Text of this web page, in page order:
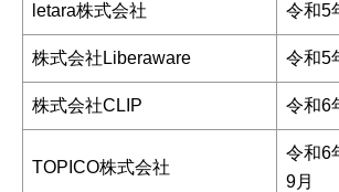
letara株式会社 令和5
株式会社Liberaware 令和5
株式会社CLIP 令和6
TOPICO株式会社
令和6
9月